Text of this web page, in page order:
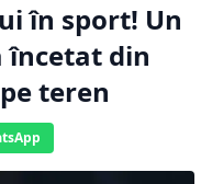
în sport! Un
încetat din
teren